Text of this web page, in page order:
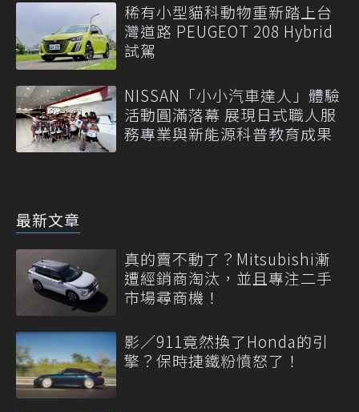
稀有小型貓科動物重新踏上台
灣道路 PEUGEOT 208 Hybrid
試駕
NISSAN「小小汽車達人」體驗
活動圓滿落幕 展現日式職人服
務專業與新能源科普教育成果
最新文章
真的賣不動了？Mitsubishi漸
遭經銷商淘汰，並且專注二手
市場尋商機！
影／911竟然換了Honda的引
擎？保時捷鐵粉憤怒了！